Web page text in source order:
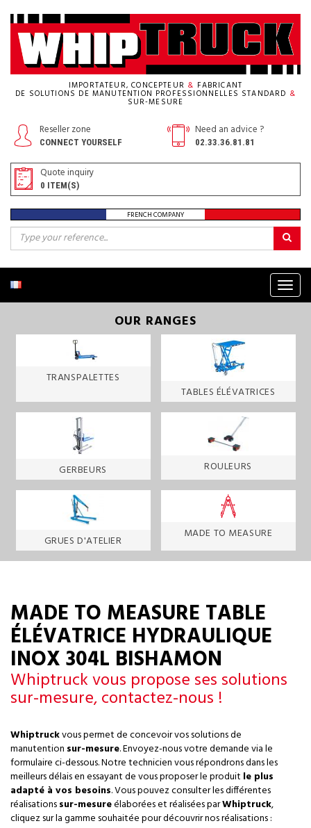
IMPORTATEUR, CONCEPTEUR & FABRICANT
DE SOLUTIONS DE MANUTENTION PROFESSIONNELLES STANDARD &
SUR-MESURE
Reseller zone
CONNECT YOURSELF
Need an advice ?
02.33.36.81.81
Quote inquiry
0 ITEM(S)
FRENCH COMPANY
Menu
OUR RANGES
TRANSPALETTES
TABLES ÉLÉVATRICES
GERBEURS ROULEURS
GRUES D'ATELIER
MADE TO MEASURE
MADE TO MEASURE TABLE
ÉLÉVATRICE HYDRAULIQUE
INOX 304L BISHAMON
Whiptruck vous propose ses solutions
sur-mesure, contactez-nous !
Whiptruckvous permet de concevoir vos solutions de
manutention sur-mesure. Envoyez-nous votre demande via le
formulaire ci-dessous. Notre technicien vous répondrons dans les
meilleurs délais en essayant de vous proposer le produit le plus
adapté à vos besoins. Vous pouvez consulter les différentes
réalisationssur-mesureélaborées et réalisées parWhiptruck,
cliquez sur la gamme souhaitée pour découvrir nos réalisations :